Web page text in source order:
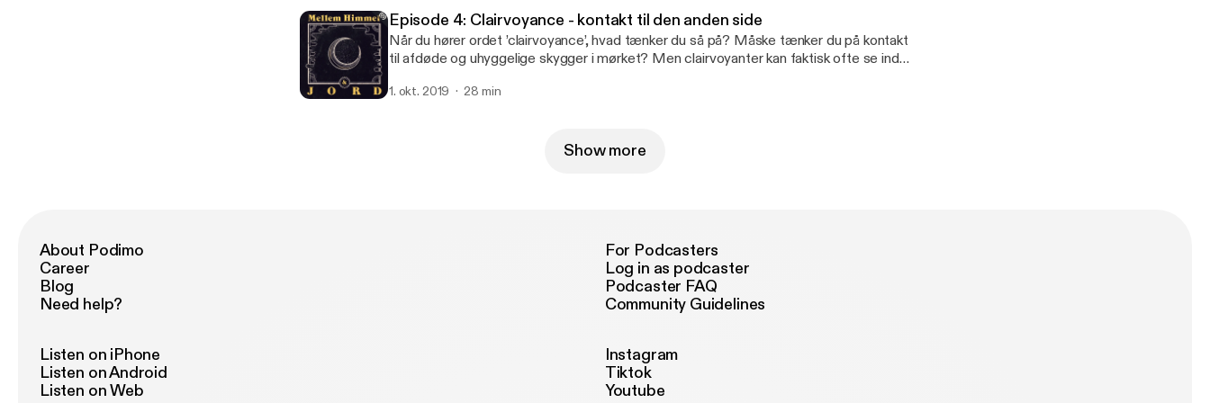
Wortziger. Musik: Frej Levin.
Episode 4: Clairvoyance - kontakt til den anden side
Når du hører ordet ’clairvoyance’, hvad tænker du så på? Måske tænker du på kontakt
til afdøde og uhyggelige skygger i mørket? Men clairvoyanter kan faktisk ofte se ind i
andre til at give kyndig vejledning. I dette afsnit besøger vi clairvoyant Rikke
1. okt. 2019 28 min
Show more
About Podimo
Career
Blog
Need help?
For Podcasters
Log in as podcaster
Podcaster FAQ
Community Guidelines
Listen on iPhone
Listen on Android
Listen on Web
Instagram
Tiktok
Youtube